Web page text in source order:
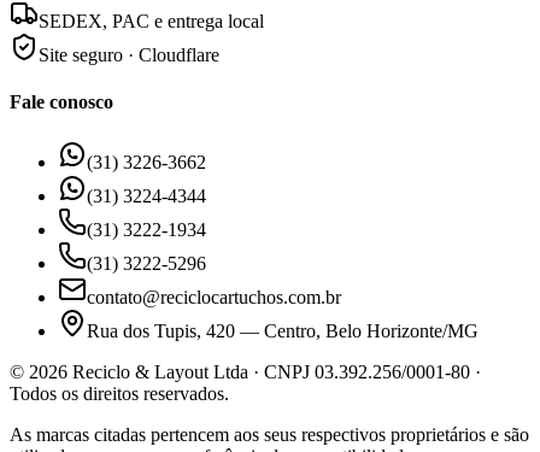
SEDEX, PAC e entrega local
Site seguro · Cloudflare
Fale conosco
(31) 3226-3662
(31) 3224-4344
(31) 3222-1934
(31) 3222-5296
contato@reciclocartuchos.com.br
Rua dos Tupis, 420 — Centro, Belo Horizonte/MG
© 2026 Reciclo & Layout Ltda · CNPJ 03.392.256/0001-80 ·
Todos os direitos reservados.
As marcas citadas pertencem aos seus respectivos proprietários e são